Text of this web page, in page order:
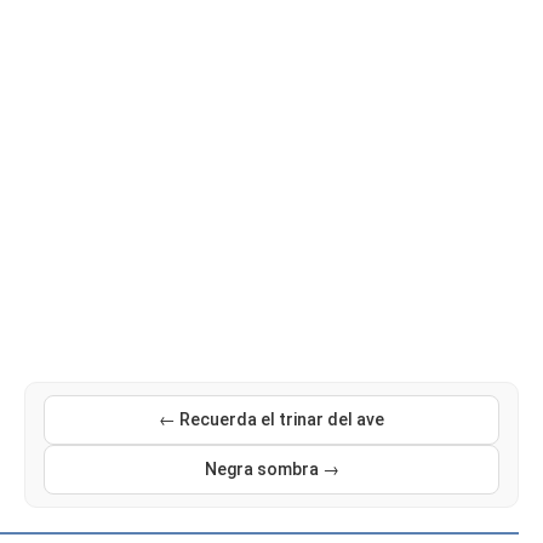
← Recuerda el trinar del ave
Negra sombra →